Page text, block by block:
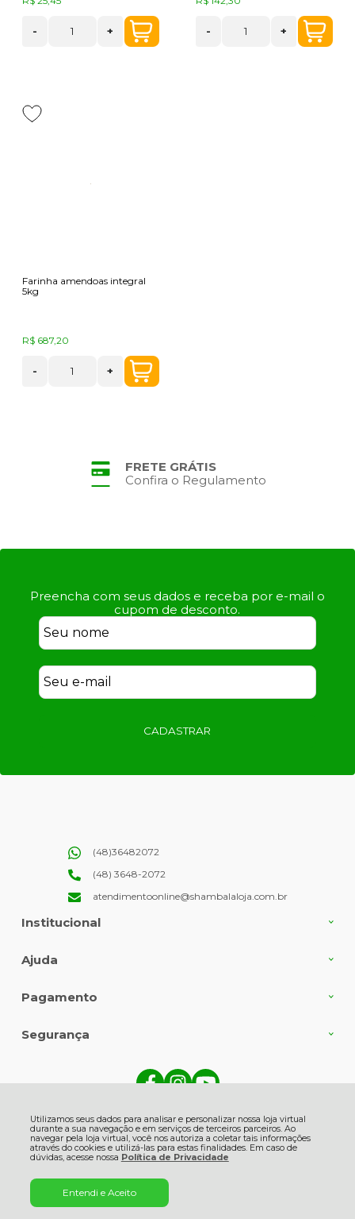
Utilizamos seus dados para analisar e personalizar nossa loja virtual
durante a sua navegação e em serviços de terceiros parceiros. Ao
navegar pela loja virtual, você nos autoriza a coletar tais informações
através do cookies e utilizá-las para estas finalidades. Em caso de
dúvidas, acesse nossa Política de Privacidade
Entendi e Aceito
- + - +
Farinha amendoas integral
5kg
R$ 687,20
- +
FRETE GRÁTIS
Confira o Regulamento
Preencha com seus dados e receba por e-mail o
cupom de desconto.
CADASTRAR
Institucional
Ajuda
(48)36482072
(48) 3648-2072
atendimentoonline@shambalaloja.com.br
Pagamento
Segurança
Grasso - 513 - Centro - 88735-000 - Gravatal - SC
CNPJ: 82.863.416/0001-06 | © Todos os direitos reservados - Shambala
Naturais - 2026